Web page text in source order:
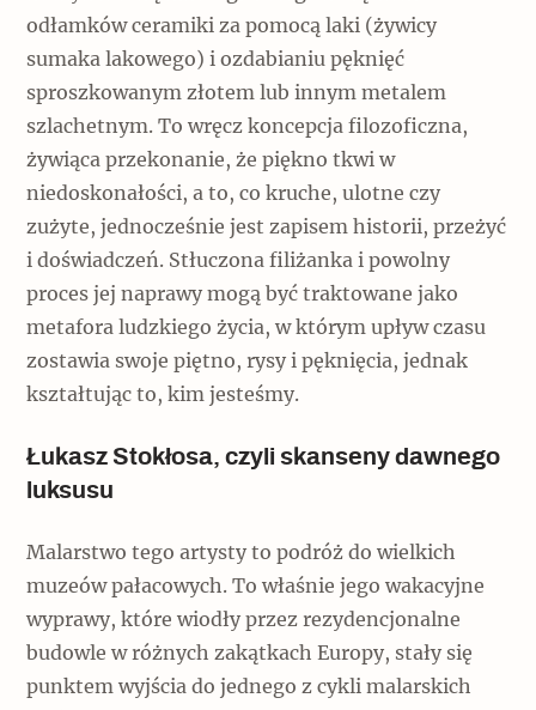
odłamków ceramiki za pomocą laki (żywicy
sumaka lakowego) i ozdabianiu pęknięć
sproszkowanym złotem lub innym metalem
szlachetnym. To wręcz koncepcja filozoficzna,
żywiąca przekonanie, że piękno tkwi w
niedoskonałości, a to, co kruche, ulotne czy
zużyte, jednocześnie jest zapisem historii, przeżyć
i doświadczeń. Stłuczona filiżanka i powolny
proces jej naprawy mogą być traktowane jako
metafora ludzkiego życia, w którym upływ czasu
zostawia swoje piętno, rysy i pęknięcia, jednak
kształtując to, kim jesteśmy.
Łukasz Stokłosa, czyli skanseny dawnego
luksusu
Malarstwo tego artysty to podróż do wielkich
muzeów pałacowych. To właśnie jego wakacyjne
wyprawy, które wiodły przez rezydencjonalne
budowle w różnych zakątkach Europy, stały się
punktem wyjścia do jednego z cykli malarskich